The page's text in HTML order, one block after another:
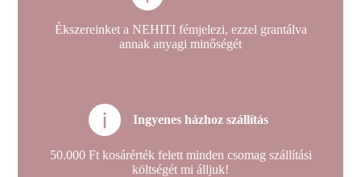
Ékszereinket a NEHITI fémjelezi, ezzel grantálva
annak anyagi minőségét
Ingyenes házhoz szállítás
50.000 Ft kosárérték felett minden csomag szállítási
költségét mi álljuk!